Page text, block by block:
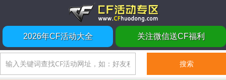
2026年CF活动大全 关注微信送CF福利